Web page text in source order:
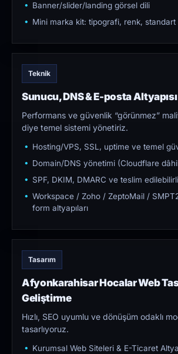
Banner/slider/landing görsel dili
Mini marka kit: tipografi, renk, standart
Teknik
Sunucu, DNS & E-posta Altyapısı
Performans ve güvenlik “görünmez”
diye temel sistemi yönetiriz.
Hosting/VPS, SSL, uptime ve temel
Domain/DNS yönetimi (Cloudflare
SPF, DKIM, DMARC ve teslim
Workspace / Zoho / ZeptoMail /
form altyapıları
Tasarım
Afyonkarahisar Hocalar Web
Geliştirme
Hızlı, SEO uyumlu ve dönüşüm odaklı
tasarlıyoruz.
Kurumsal Web Siteleri & E-Ticaret